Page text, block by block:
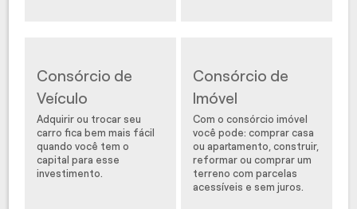
Consórcio de
Veículo
Adquirir ou trocar seu
carro fica bem mais fácil
quando você tem o
capital para esse
investimento.
Consórcio de
Imóvel
Com o consórcio imóvel
você pode: comprar casa
ou apartamento, construir,
reformar ou comprar um
terreno com parcelas
acessíveis e sem juros.